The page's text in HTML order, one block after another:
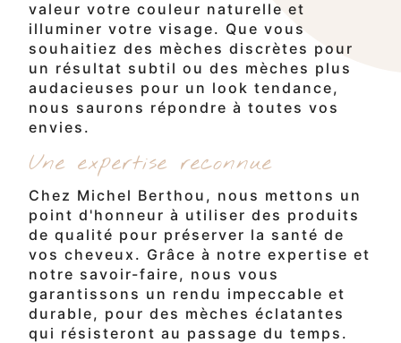
valeur votre couleur naturelle et
illuminer votre visage. Que vous
souhaitiez des mèches discrètes pour
un résultat subtil ou des mèches plus
audacieuses pour un look tendance,
nous saurons répondre à toutes vos
envies.
Une expertise reconnue
Chez Michel Berthou, nous mettons un
point d'honneur à utiliser des produits
de qualité pour préserver la santé de
vos cheveux. Grâce à notre expertise et
notre savoir-faire, nous vous
garantissons un rendu impeccable et
durable, pour des mèches éclatantes
qui résisteront au passage du temps.